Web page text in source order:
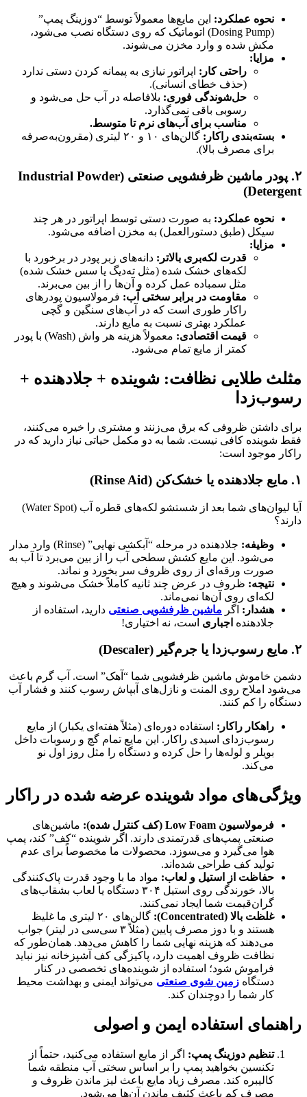
نحوه عملکرد: این مایع‌ها معمولاً توسط “دوزینگ پمپ”
(Dosing Pump) اتوماتیک که روی دستگاه نصب می‌شود،
مکش شده و وارد مخزن می‌شوند.
مزایا:
راحتی کار : اپراتور نیازی به پیمانه کردن دستی ندارد
(حذف خطای انسانی).
حل‌شوندگی فوری: بلافاصله در آب حل می‌شود و
رسوبی باقی نمی‌گذارد.
مناسب برای آب‌های نرم تا متوسط.
بسته‌بندی راکار :
گالن‌های ۱۰ و ۲۰ لیتری (مقرون‌به‌صرفه
برای مصرف بالا).
۲. پودر ماشین ظرفشویی صنعتی (Industrial Powder
Detergent)
نحوه عملکرد: به صورت دستی توسط اپراتور در هر چند
سیکل (طبق دستورالعمل) به مخزن اضافه می‌شود.
مزایا:
قدرت لکه‌بری بالاتر : دانه‌های زبر پودر در برخورد با
لکه‌های خشک شده (مثل ته‌دیگ یا سس خشک شده)
مثل سمباده عمل کرده و آن‌ها را از بین می‌برند.
مقاومت در برابر سختی آب: فرمولاسیون پودرهای
راکار طوری است که در آب‌های سنگین و گچی
عملکرد بهتری نسبت به مایع دارند.
قیمت اقتصادی:
معمولاً هزینه هر واش (Wash) با پودر
کمتر از مایع تمام می‌شود.
مثلث طلایی نظافت: شوینده + جلادهنده +
رسوب‌زدا
برای داشتن ظروفی که برق می‌زنند و مشتری را خیره می‌کنند،
فقط شوینده کافی نیست. شما به دو مکمل حیاتی نیاز دارید که در
راکار موجود است:
۱. مایع جلادهنده یا خشک‌کن (Rinse Aid)
آیا لیوان‌های شما بعد از شستشو لکه‌های قطره آب (Water Spot)
دارند؟
وظیفه:
جلادهنده در مرحله “آبکشی نهایی” (Rinse) وارد مدار
می‌شود. این مایع کشش سطحی آب را از بین می‌برد تا آب به
صورت ورقه‌ای از روی ظروف سر بخورد و نماند.
نتیجه: ظروف در عرض چند ثانیه کاملاً خشک می‌شوند و هیچ
لکه‌ای روی آن‌ها نمی‌ماند.
هشدار : اگر ماشین ظرفشویی صنعتی دارید، استفاده از
جلادهنده اجباری است، نه اختیاری!
۲. مایع رسوب‌زدا یا جرم‌گیر (Descaler)
دشمن خاموش ماشین ظرفشویی شما “آهک” است. آب گرم باعث
می‌شود املاح روی المنت و نازل‌های آبپاش رسوب کنند و فشار آب
دستگاه را کم کنند.
راهکار راکار : استفاده دوره‌ای (مثلاً هفته‌ای یکبار) از مایع
رسوب‌زدای اسیدی راکار. این مایع تمام گچ و رسوبات داخل
بویلر و لوله‌ها را حل کرده و دستگاه را مثل روز اول نو
می‌کند.
ویژگی‌های مواد شوینده عرضه شده در راکار
فرمولاسیون کف کنترل شده): ماشین‌های
صنعتی پمپ‌های قدرتمندی دارند. اگر شوینده “کف” کند، پمپ
هوا می‌گیرد و می‌سوزد. محصولات ما مخصوصاً برای عدم
تولید کف طراحی شده‌اند.
حفاظت از استیل و لعاب: مواد ما با وجود قدرت پاک‌کنندگی
بالا، خورندگی روی استیل ۳۰۴ دستگاه یا لعاب بشقاب‌های
گران‌قیمت شما ایجاد نمی‌کنند.
غلظت بالا (Concentrated):
گالن‌های ۲۰ لیتری ما غلیظ
هستند و با دوز مصرف پایین (مثلاً ۳ سی‌سی در لیتر) جواب
می‌دهند که هزینه نهایی شما را کاهش می‌دهد. همان‌طور که
نظافت ظروف اهمیت دارد، پاکیزگی کف آشپزخانه نیز نباید
فراموش شود؛ استفاده از شوینده‌های تخصصی در کنار
دستگاه زمین شوی صنعتی می‌تواند ایمنی و بهداشت محیط
کار شما را دوچندان کند.
راهنمای استفاده ایمن و اصولی
تنظیم دوزینگ پمپ: اگر از مایع استفاده می‌کنید، حتماً از
تکنسین بخواهید پمپ را بر اساس سختی آب منطقه شما
کالیبره کند. مصرف زیاد مایع باعث لیز ماندن ظروف و
مصرف کم باعث کثیف ماندن آن‌ها می‌شود.